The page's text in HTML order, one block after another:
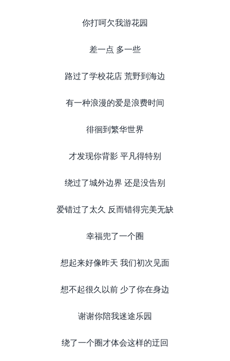
你打呵欠我游花园
差一点 多一些
路过了学校花店 荒野到海边
有一种浪漫的爱是浪费时间
徘徊到繁华世界
才发现你背影 平凡得特别
绕过了城外边界 还是没告别
爱错过了太久 反而错得完美无缺
幸福兜了一个圈
想起来好像昨天 我们初次见面
想不起很久以前 少了你在身边
谢谢你陪我迷途乐园
绕了一个圈才体会这样的迂回